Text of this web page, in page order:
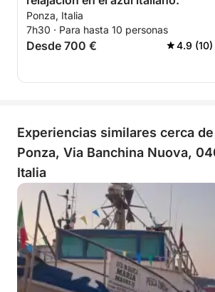
Ponza, Italia
7h30 · Para hasta 10 personas
Desde 700 € 4.9 (10)
Experiencias similares cerca
Ponza, Via Banchina Nuova,
Italia